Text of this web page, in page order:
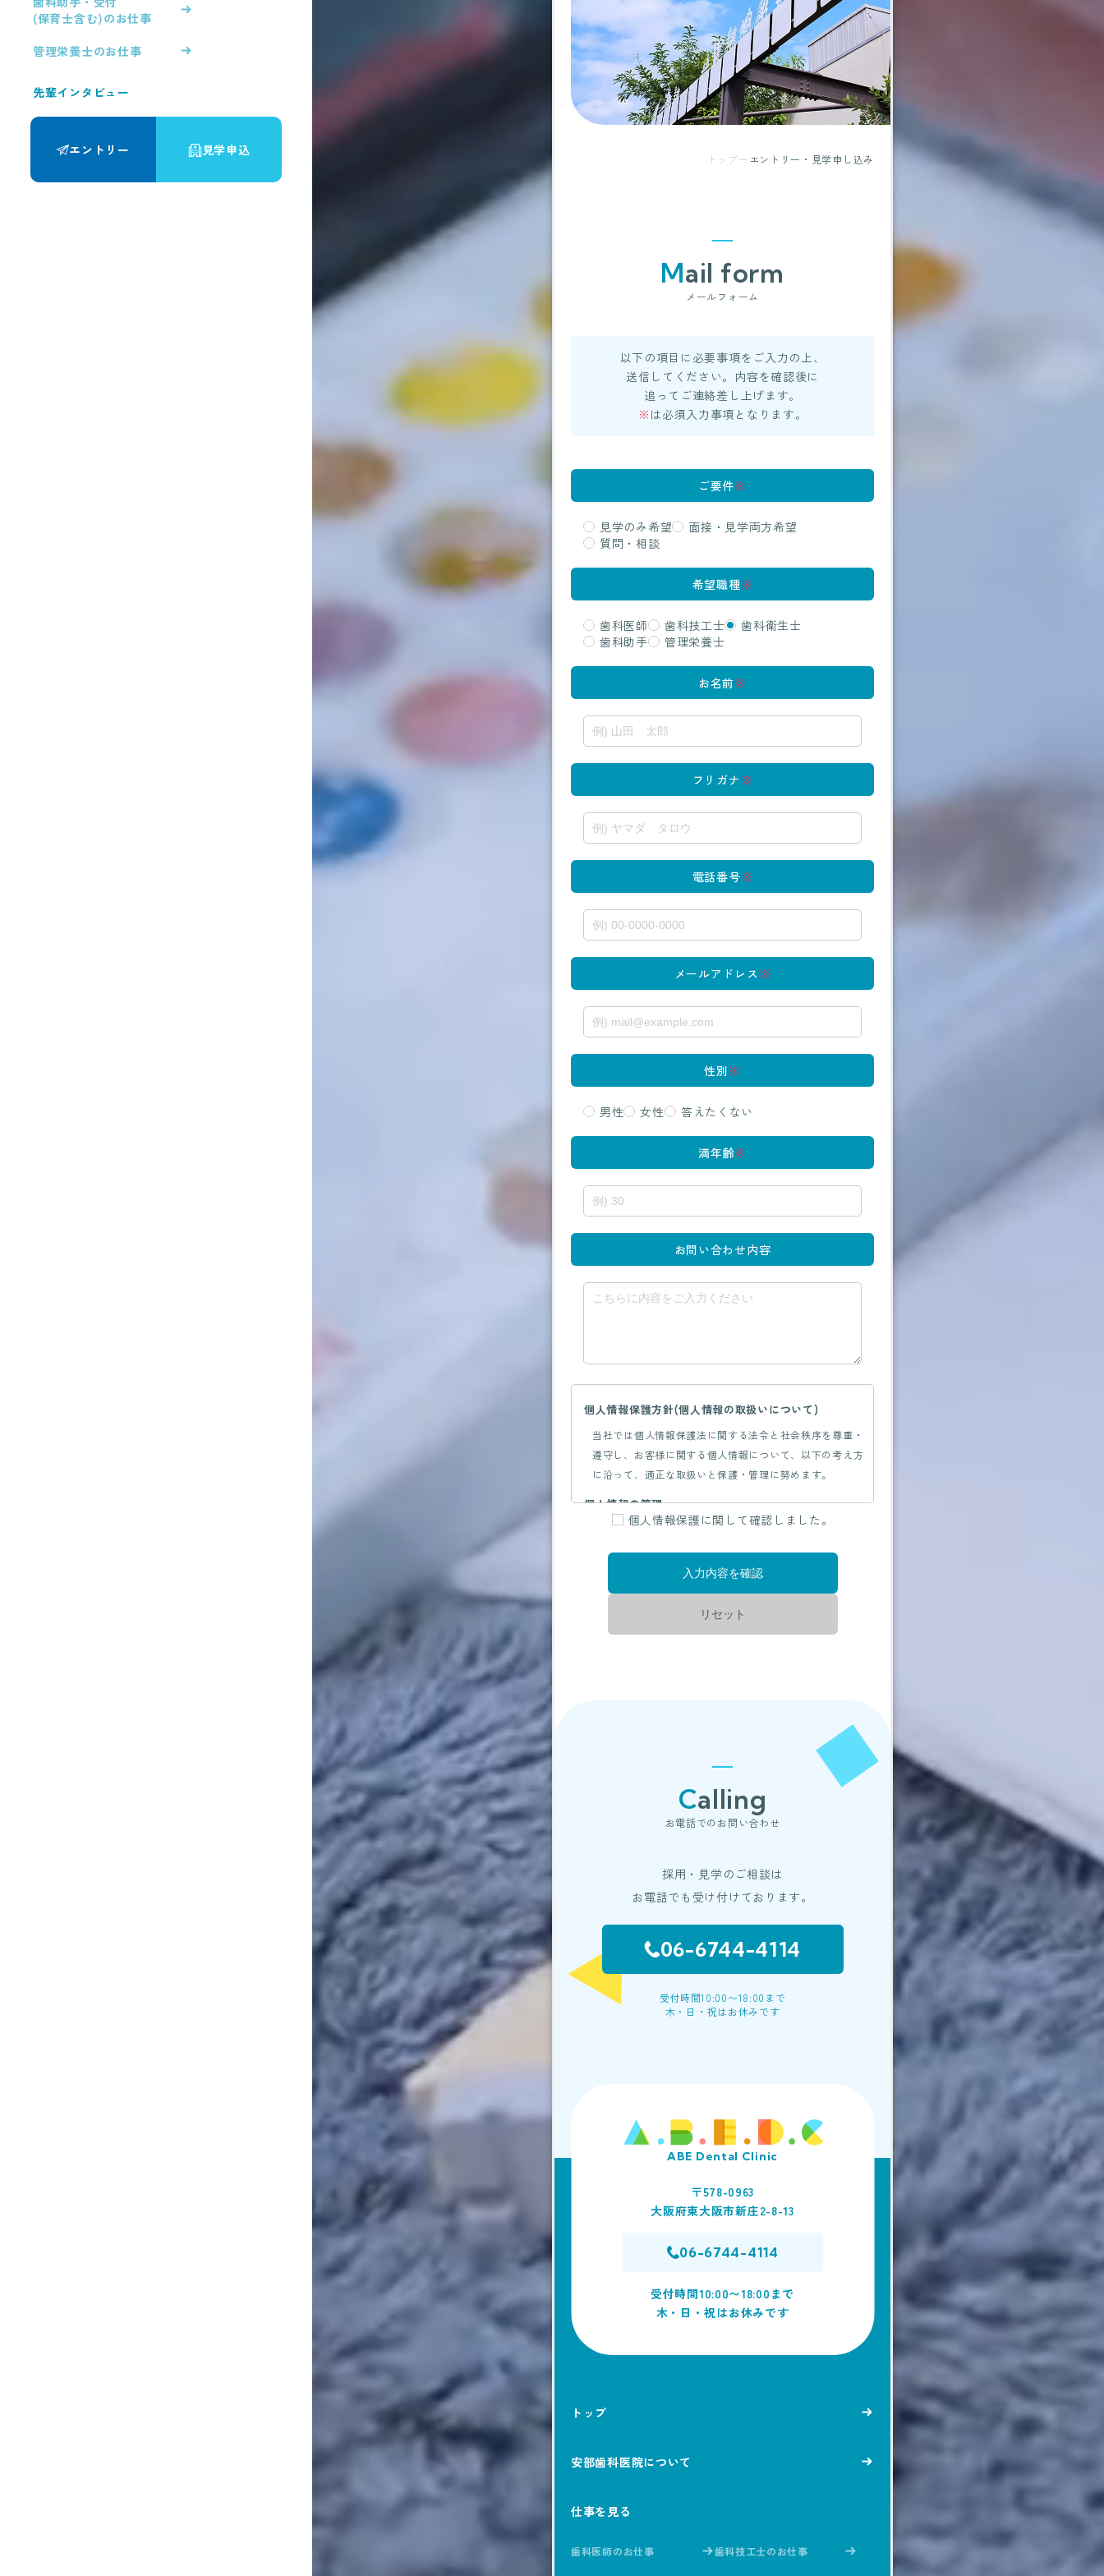
(保育士含む)のお仕事
管理栄養士のお仕事
先輩インタビュー
エントリー 見学申込
トップ エントリー・見学申し込み
Mail form
メールフォーム
以下の項目に必要事項をご入力の上、
送信してください。内容を確認後に
追ってご連絡差し上げます。
※ は必須入力事項となります。
ご要件※
見学のみ希望
面接・見学両方希望
質問・相談
希望職種※
歯科医師 歯科技工士
歯科衛生士
歯科助手
管理栄養士
お名前 ※
フリガナ ※
電話番号※
メールアドレス ※
性別 ※
男性 女性 答えたくない
満年齢※
お問い合わせ内容
個人情報保護方針(個人情報の取扱いについて)
当社では個人情報保護法に関する法令と社会秩序を尊重・
遵守し、お客様に関する個人情報について、以下の考え方
に沿って、適正な取扱いと保護・管理に努めます。
個人情報の管理
当社は、お客さまの個人情報を正確かつ最新の状態に保
洩などを防止するため、セキュリティシステムの維持・管
理体制の整備・社員教育の徹底等の必要な措置を講じ、安
全対策を実施し個人情報の厳重な管理を行ないます。
個人情報の利用目的
当社は、お客さまよりお預かりした個人情報を適切に管理
し、次のいずれかに該当する場合を除き、個人情報を第三
者に開示いたしません。
・お客さまの同意がある場合
・法令に基づき開示することが必要である場合
個人情報の安全対策
当社は、個人情報の正確性及び安全性確保のために、セキ
ュリティに万全の対策を講じています。
ご本人の照会
お客さまがご本人の個人情報の照会・修正・削除などをご
令、その他規範を遵守するとともに、本ポリシーの内容を
適宜見直し、その改善に努めます。
個人情報保護に関して確認しました。
Calling
お電話でのお問い合わせ
採用・見学のご相談は
お電話でも受け付けております。
06-6744-4114
受付時間10:00〜18:00まで
木・日・祝はお休みです
ABE Dental Clinic
〒578-0963
大阪府東大阪市新庄2-8-13
06-6744-4114
受付時間10:00〜18:00まで
木・日・祝はお休みです
トップ
安部歯科医院について
仕事を見る
歯科医師のお仕事 歯科技工士のお仕事